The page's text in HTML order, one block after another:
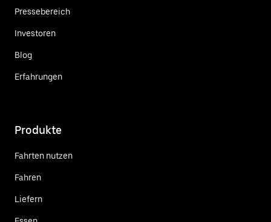
Pressebereich
Investoren
Blog
Erfahrungen
Produkte
Fahrten nutzen
Fahren
Liefern